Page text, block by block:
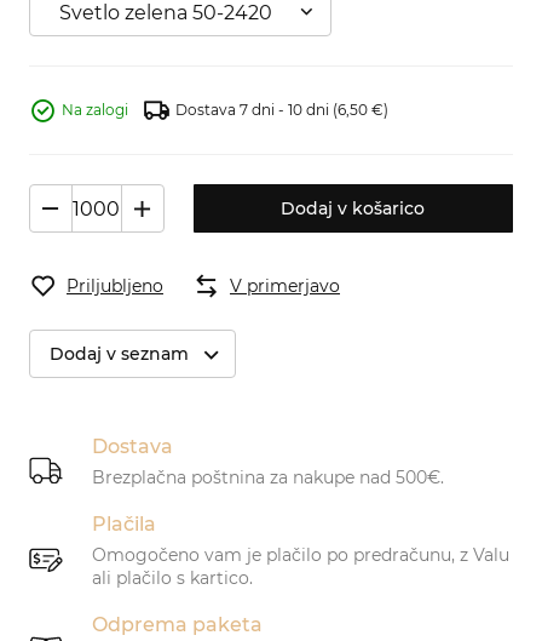
Svetlo zelena 50-2420
Na zalogi Dostava 7 dni - 10 dni (6,50 €)
Dodaj v košarico
Priljubljeno V primerjavo
Dodaj v seznam
Dostava
Brezplačna poštnina za nakupe nad 500€.
Plačila
Omogočeno vam je plačilo po predračunu, z Valu
ali plačilo s kartico.
Odprema paketa